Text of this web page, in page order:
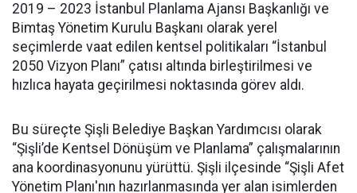
2019 – 2023 İstanbul Planlama Ajansı Başkanlığı ve
Bimtaş Yönetim Kurulu Başkanı olarak yerel
seçimlerde vaat edilen kentsel politikaları “İstanbul
2050 Vizyon Planı” çatısı altında birleştirilmesi ve
hızlıca hayata geçirilmesi noktasında görev aldı.
Bu süreçte Şişli Belediye Başkan Yardımcısı olarak
“Şişli’de Kentsel Dönüşüm ve Planlama” çalışmalarının
ana koordinasyonunu yürüttü. Şişli ilçesinde “Şişli Afet
Yönetim Planı'nın hazırlanmasında yer alan isimlerden